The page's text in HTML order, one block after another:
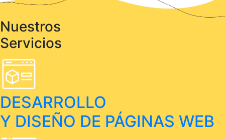
Nuestros
Servicios
DESARROLLO
Y DISEÑO DE PÁGINAS WEB